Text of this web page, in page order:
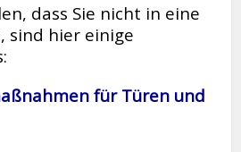
dass Sie nicht in eine
sind hier einige
für Türen und